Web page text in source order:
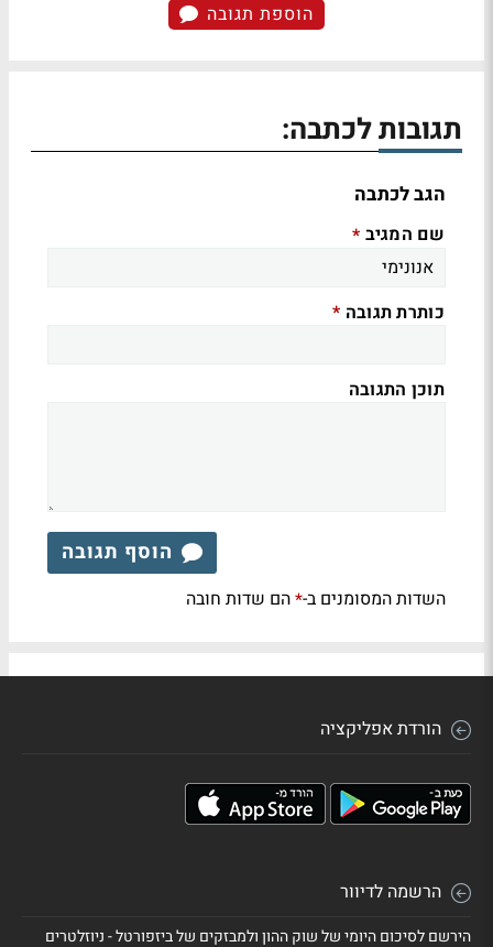
הוספת תגובה
תגובות לכתבה:
הגב לכתבה
שם המגיב *
כותרת תגובה *
תוכן התגובה
הוסף תגובה
השדות המסומנים ב-*הם שדות חובה
הורדת אפליקציה
הרשמה לדיוור
הירשם לסיכום היומי של שוק ההון ולמבזקים של ביזפורטל - ניוזלטרים